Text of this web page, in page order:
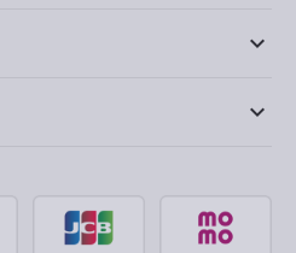
keyboard_arrow_down
keyboard_arrow_down